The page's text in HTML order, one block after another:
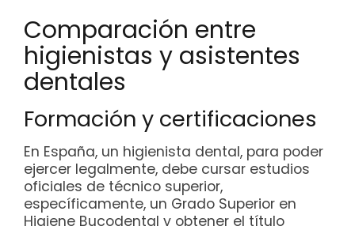
Comparación entre
higienistas y asistentes
dentales
Formación y certificaciones
En España, un higienista dental, para poder
ejercer legalmente, debe cursar estudios
oficiales de técnico superior,
específicamente, un Grado Superior en
Higiene Bucodental y obtener el título